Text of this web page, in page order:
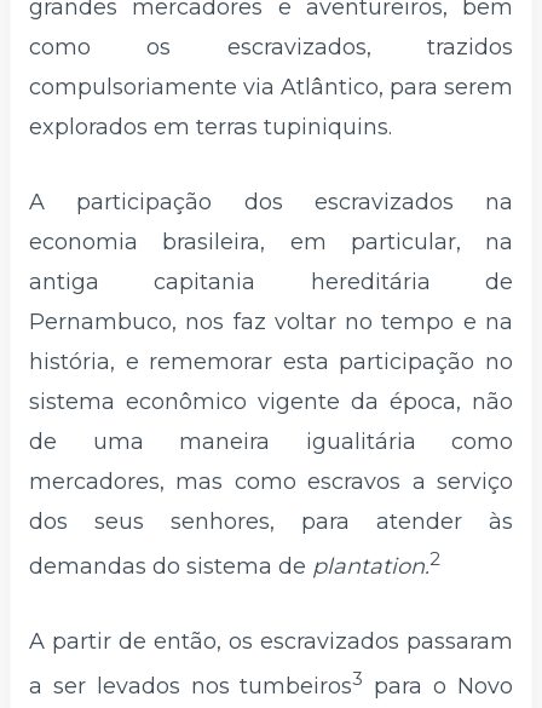
grandes mercadores e aventureiros, bem
como os escravizados, trazidos
compulsoriamente via Atlântico, para serem
explorados em terras tupiniquins.
A participação dos escravizados na
economia brasileira, em particular, na
antiga capitania hereditária de
Pernambuco, nos faz voltar no tempo e na
história, e rememorar esta participação no
sistema econômico vigente da época, não
de uma maneira igualitária como
mercadores, mas como escravos a serviço
dos seus senhores, para atender às
demandas do sistema de plantation.2
A partir de então, os escravizados passaram
a ser levados nos tumbeiros3 para o Novo